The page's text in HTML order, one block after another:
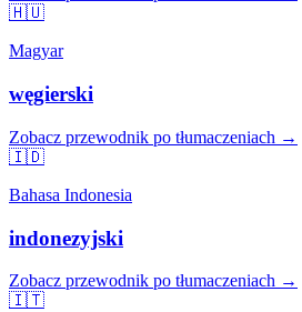
🇭🇺
Magyar
węgierski
Zobacz przewodnik po tłumaczeniach →
🇮🇩
Bahasa Indonesia
indonezyjski
Zobacz przewodnik po tłumaczeniach →
🇮🇹